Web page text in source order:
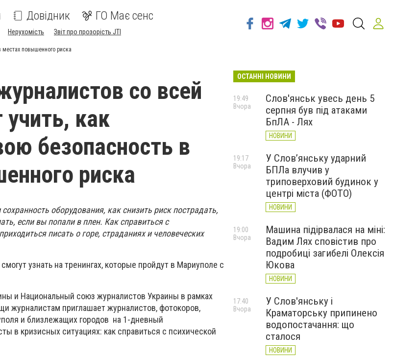
Довідник ГО Має сенс
Нерухомість Звіт про прозорість JTI
местах повышенного риска
со всей
учить, как
безопасность в
риска
оборудования, как снизить риск пострадать,
если вы попали в плен. Как справиться с
писать о горе, страданиях и человеческих
узнать на тренингах, которые пройдут в Мариуполе с
и Национальный союз журналистов Украины в рамках
журналистам приглашает журналистов, фотокоров,
и близлежащих городов на 1-дневный
в кризисных ситуациях: как справиться с психической
ОСТАННІ НОВИНИ
Слов'янськ увесь день 5
серпня був під атаками
БпЛА - Лях
НОВИНИ
19:49
Вчора
У Слов’янську ударний
БПЛа влучив у
триповерховий будинок у
центрі міста (ФОТО)
НОВИНИ
19:17
Вчора
Машина підірвалася на міні:
Вадим Лях сповістив про
подробиці загибелі Олексія
Юкова
НОВИНИ
19:00
Вчора
У Слов'янську і
Краматорську припинено
водопостачання: що
сталося
НОВИНИ
17:40
Вчора